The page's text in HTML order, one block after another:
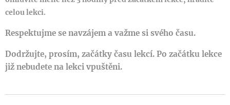
celou lekci.
Respektujme se navzájem a važme si svého času.
Dodržujte, prosím, začátky času lekcí. Po začátku lekce
již nebudete na lekci vpuštěni.